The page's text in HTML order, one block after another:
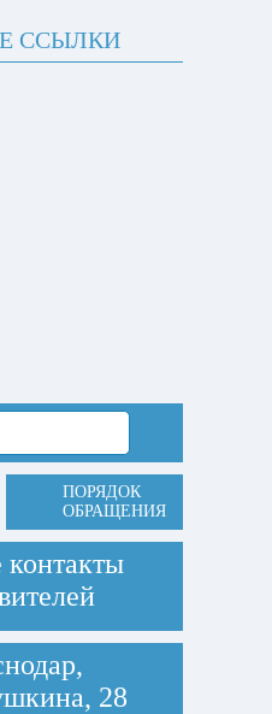
ССЫЛКИ
ПОРЯДОК
ОБРАЩЕНИЯ
28